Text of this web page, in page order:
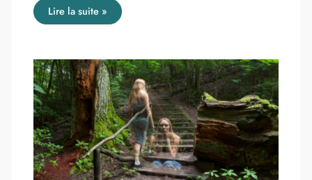
Lire la suite »